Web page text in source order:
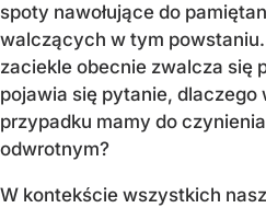
spoty nawołujące do
walczących w tym
zaciekle obecnie zwalcza się
pojawia się pytanie, dlaczego
przypadku mamy do
odwrotnym?
W kontekście wszystkich